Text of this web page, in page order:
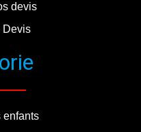
devis
Devis
enfants